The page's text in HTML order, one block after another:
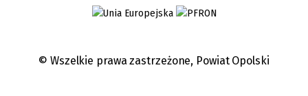
© Wszelkie prawa zastrzeżone, Powiat Opolski